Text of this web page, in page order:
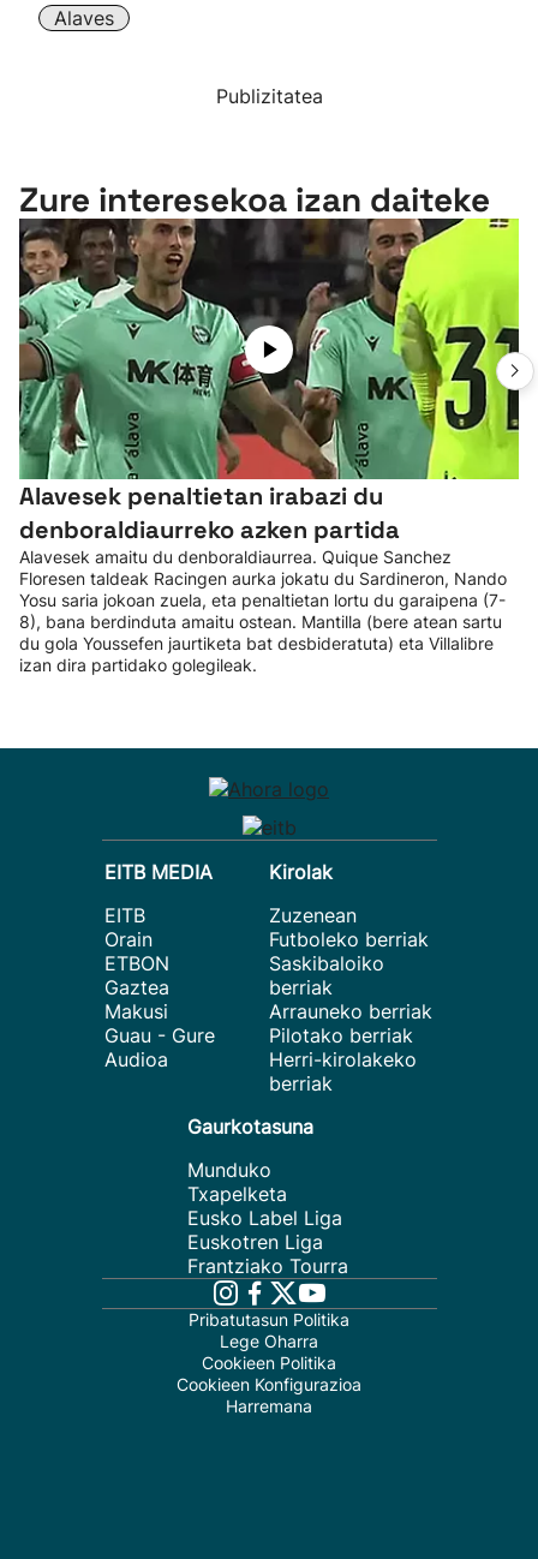
Alaves
Publizitatea
Zure interesekoa izan daiteke
Alavesek penaltietan irabazi du
denboraldiaurreko azken partida
Alavesek amaitu du denboraldiaurrea. Quique Sanchez
Floresen taldeak Racingen aurka jokatu du Sardineron, Nando
Yosu saria jokoan zuela, eta penaltietan lortu du garaipena (7-
8), bana berdinduta amaitu ostean. Mantilla (bere atean sartu
du gola Youssefen jaurtiketa bat desbideratuta) eta Villalibre
izan dira partidako golegileak.
EITB MEDIA
EITB
Orain
ETBON
Gaztea
Makusi
Guau - Gure
Audioa
Kirolak
Zuzenean
Futboleko berriak
Saskibaloiko
berriak
Arrauneko berriak
Pilotako berriak
Herri-kirolakeko
berriak
Gaurkotasuna
Munduko
Txapelketa
Eusko Label Liga
Euskotren Liga
Frantziako Tourra
Pribatutasun Politika
Lege Oharra
Cookieen Politika
Cookieen Konfigurazioa
Harremana